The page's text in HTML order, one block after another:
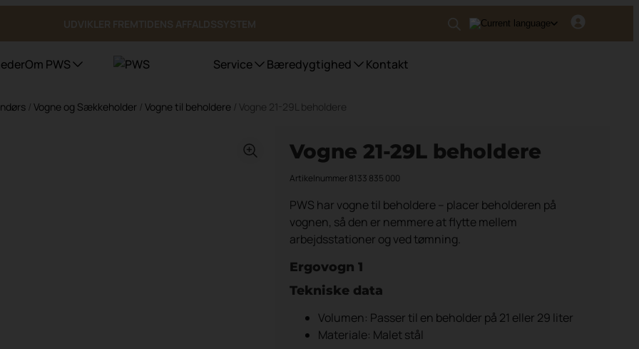
UDVIKLER FREMTIDENS AFFALDSSYSTEM
Om PWS Service Bæredygtighed Kontakt
/ Vogne og Sækkeholder / Vogne til beholdere / Vogne 21-29L beholdere
Vogne 21-29L beholdere
Artikelnummer 8133 835 000
PWS har vogne til beholdere – placer beholderen på
vognen, så den er nemmere at flytte mellem
arbejdsstationer og ved tømning.
Ergovogn 1
Tekniske data
Volumen: Passer til en beholder på 21 eller 29 liter
Materiale: Malet stål